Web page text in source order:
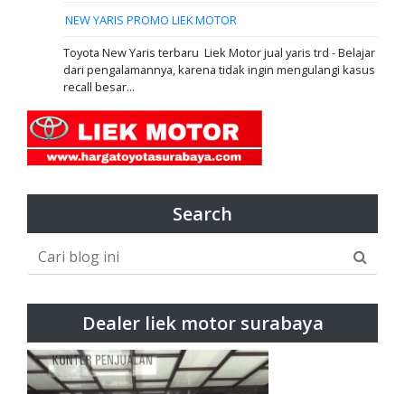
NEW YARIS PROMO LIEK MOTOR
Toyota New Yaris terbaru Liek Motor jual yaris trd - Belajar
dari pengalamannya, karena tidak ingin mengulangi kasus
recall besar...
Search
Dealer liek motor surabaya